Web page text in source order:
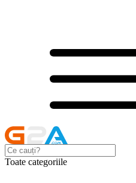
Toate categoriile